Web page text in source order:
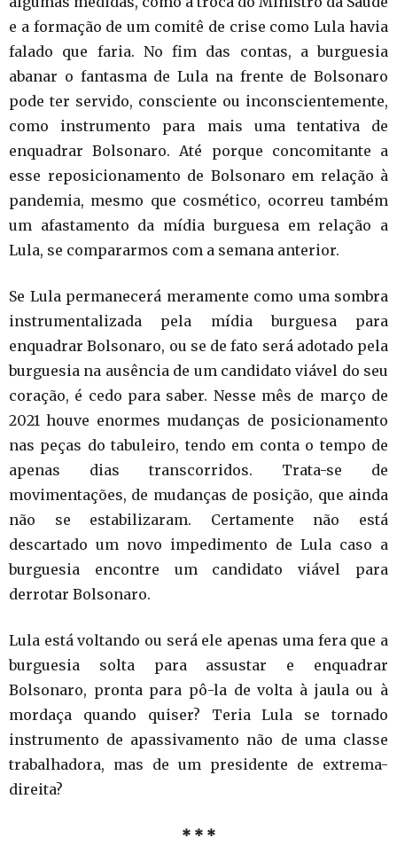
e a formação de um comitê de crise como Lula havia
falado que faria. No fim das contas, a burguesia
abanar o fantasma de Lula na frente de Bolsonaro
pode ter servido, consciente ou inconscientemente,
como instrumento para mais uma tentativa de
enquadrar Bolsonaro. Até porque concomitante a
esse reposicionamento de Bolsonaro em relação à
pandemia, mesmo que cosmético, ocorreu também
um afastamento da mídia burguesa em relação a
Lula, se compararmos com a semana anterior.
Se Lula permanecerá meramente como uma sombra
instrumentalizada pela mídia burguesa para
enquadrar Bolsonaro, ou se de fato será adotado pela
burguesia na ausência de um candidato viável do seu
coração, é cedo para saber. Nesse mês de março de
2021 houve enormes mudanças de posicionamento
nas peças do tabuleiro, tendo em conta o tempo de
apenas dias transcorridos. Trata-se de
movimentações, de mudanças de posição, que ainda
não se estabilizaram. Certamente não está
descartado um novo impedimento de Lula caso a
burguesia encontre um candidato viável para
derrotar Bolsonaro.
Lula está voltando ou será ele apenas uma fera que a
burguesia solta para assustar e enquadrar
Bolsonaro, pronta para pô-la de volta à jaula ou à
mordaça quando quiser? Teria Lula se tornado
instrumento de apassivamento não de uma classe
trabalhadora, mas de um presidente de extrema-
direita?
* * *